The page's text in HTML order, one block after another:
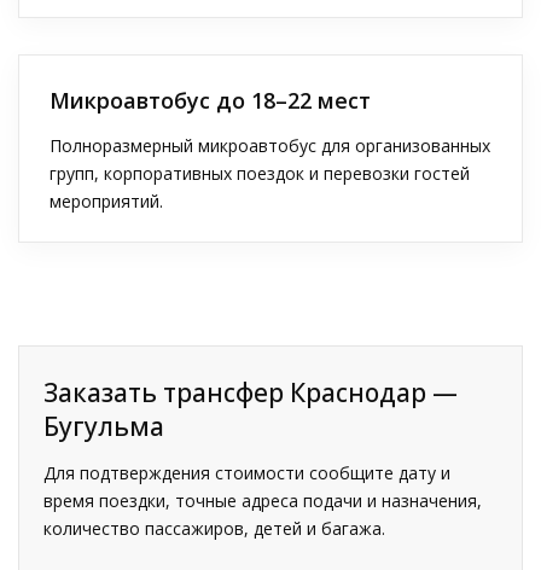
Микроавтобус до 18–22 мест
Полноразмерный микроавтобус для организованных
групп, корпоративных поездок и перевозки гостей
мероприятий.
Заказать трансфер Краснодар —
Бугульма
Для подтверждения стоимости сообщите дату и
время поездки, точные адреса подачи и назначения,
количество пассажиров, детей и багажа.